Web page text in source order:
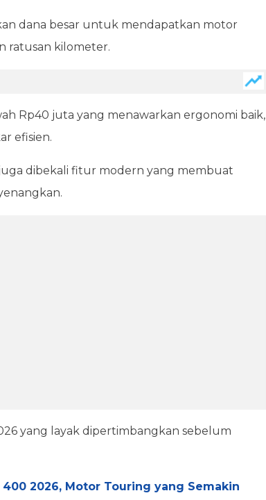
dana besar untuk mendapatkan motor
ratusan kilometer.
Rp40 juta yang menawarkan ergonomi baik,
efisien.
dibekali fitur modern yang membuat
yang layak dipertimbangkan sebelum
2026, Motor Touring yang Semakin